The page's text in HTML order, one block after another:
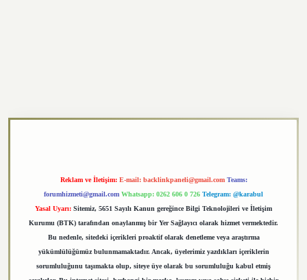
Reklam ve İletişim: E-mail: backlinkpaneli@gmail.com Teams:
forumhizmeti@gmail.com Whatsapp: 0262 606 0 726 Telegram: @karabul
Yasal Uyarı: Sitemiz, 5651 Sayılı Kanun gereğince Bilgi Teknolojileri ve İletişim
Kurumu (BTK) tarafından onaylanmış bir Yer Sağlayıcı olarak hizmet vermektedir.
Bu nedenle, sitedeki içerikleri proaktif olarak denetleme veya araştırma
yükümlülüğümüz bulunmamaktadır. Ancak, üyelerimiz yazdıkları içeriklerin
sorumluluğunu taşımakta olup, siteye üye olarak bu sorumluluğu kabul etmiş